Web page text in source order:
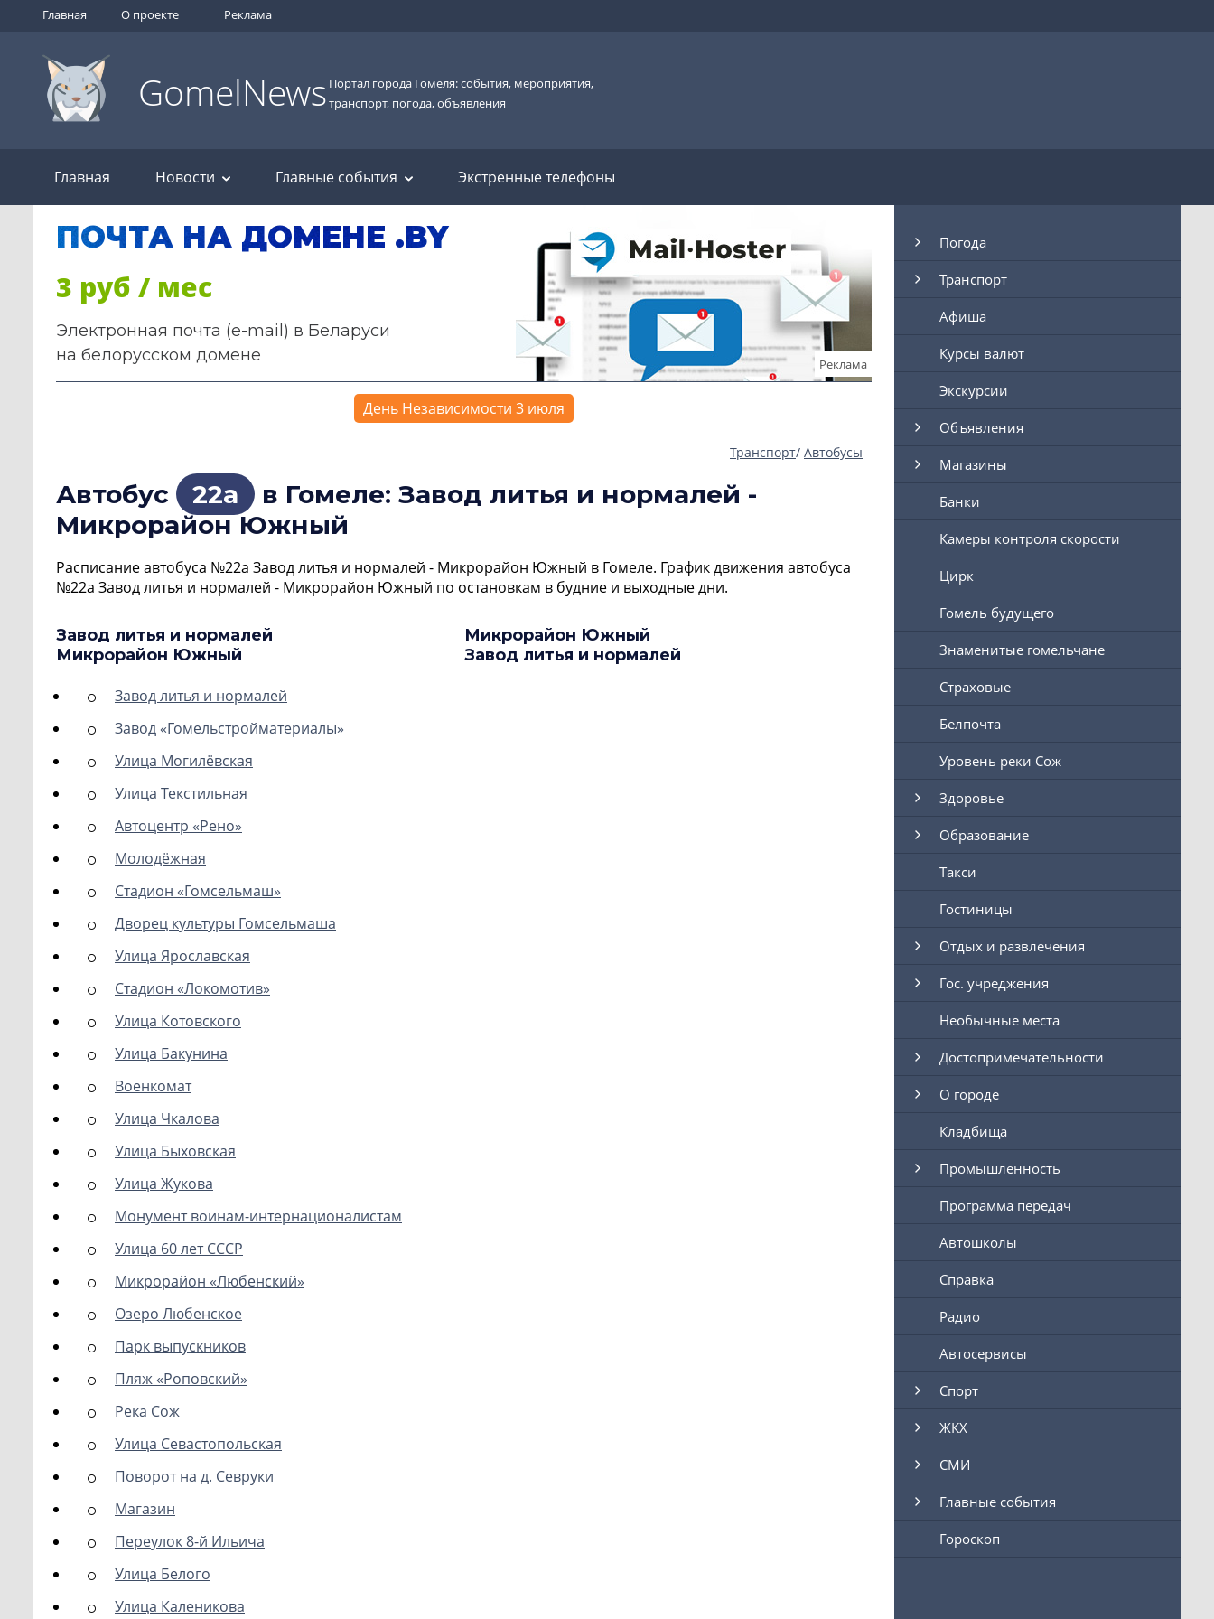
Главная О проекте Реклама
GomelNews Портал города Гомеля: события, мероприятия,
транспорт, погода, объявления
Главная Новости Главные события Экстренные телефоны
ПОЧТА НА ДОМЕНЕ .BY
3 руб / мес
Электронная почта (e-mail) в Беларуси
на белорусском домене
Реклама
День Независимости 3 июля
Транспорт/ Автобусы
Автобус 22а
в Гомеле: Завод литья и нормалей -
Микрорайон Южный
Расписание автобуса №22а Завод литья и нормалей - Микрорайон Южный в Гомеле. График движения автобуса
№22а Завод литья и нормалей - Микрорайон Южный по остановкам в будние и выходные дни.
Завод литья и нормалей
Микрорайон Южный
Завод литья и нормалей
Завод «Гомельстройматериалы»
Улица Могилёвская
Улица Текстильная
Автоцентр «Рено»
Молодёжная
Стадион «Гомсельмаш»
Дворец культуры Гомсельмаша
Улица Ярославская
Стадион «Локомотив»
Улица Котовского
Улица Бакунина
Военкомат
Улица Чкалова
Улица Быховская
Улица Жукова
Монумент воинам-интернационалистам
Улица 60 лет СССР
Микрорайон «Любенский»
Озеро Любенское
Парк выпускников
Пляж «Роповский»
Река Сож
Улица Севастопольская
Поворот на д. Севруки
Магазин
Переулок 8-й Ильича
Улица Белого
Улица Каленикова
Микрорайон Южный
Завод литья и нормалей
Погода
Транспорт
Афиша
Курсы валют
Экскурсии
Объявления
Магазины
Банки
Камеры контроля скорости
Цирк
Гомель будущего
Знаменитые гомельчане
Страховые
Белпочта
Уровень реки Сож
Здоровье
Образование
Такси
Гостиницы
Отдых и развлечения
Гос. учреджения
Необычные места
Достопримечательности
О городе
Кладбища
Промышленность
Программа передач
Автошколы
Справка
Радио
Автосервисы
Спорт
ЖКХ
СМИ
Главные события
Гороскоп